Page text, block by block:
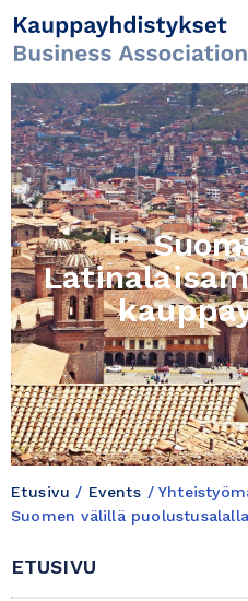
Etusivu / Events /
Suomen välillä puolustusalalla
ETUSIVU